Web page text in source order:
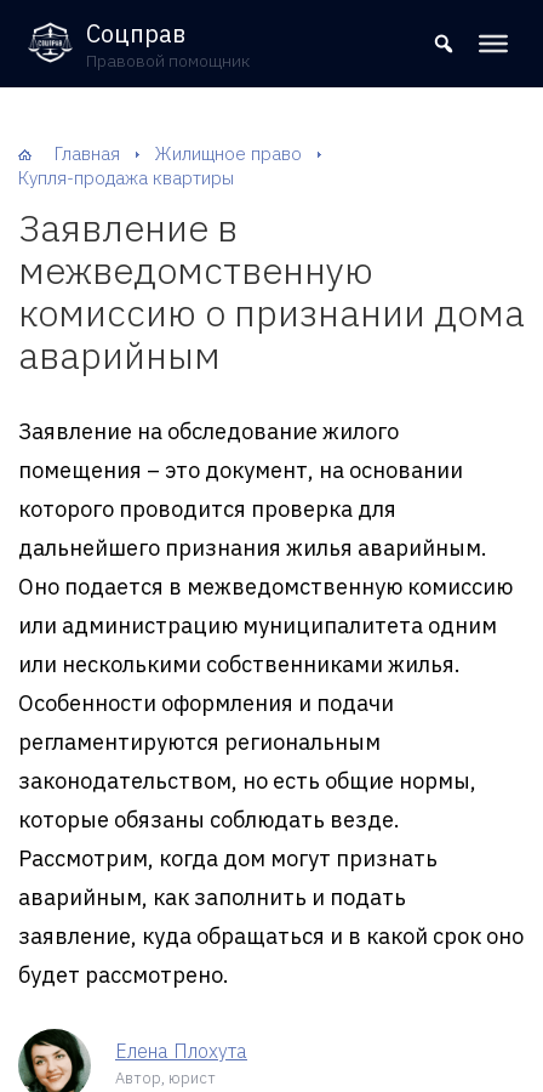
8 (800) 302-09-37
Соцправ
Правовой помощник
Главная
Жилищное право
Купля-продажа квартиры
Заявление в
межведомственную
комиссию о признании дома
аварийным
Заявление на обследование жилого
помещения – это документ, на основании
которого проводится проверка для
дальнейшего признания жилья аварийным.
Оно подается в межведомственную комиссию
или администрацию муниципалитета одним
или несколькими собственниками жилья.
Особенности оформления и подачи
регламентируются региональным
законодательством, но есть общие нормы,
которые обязаны соблюдать везде.
Рассмотрим, когда дом могут признать
аварийным, как заполнить и подать
заявление, куда обращаться и в какой срок оно
будет рассмотрено.
Елена Плохута
Автор, юрист